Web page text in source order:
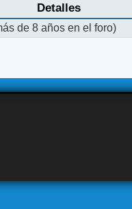
Detalles
de 8 años en el foro)